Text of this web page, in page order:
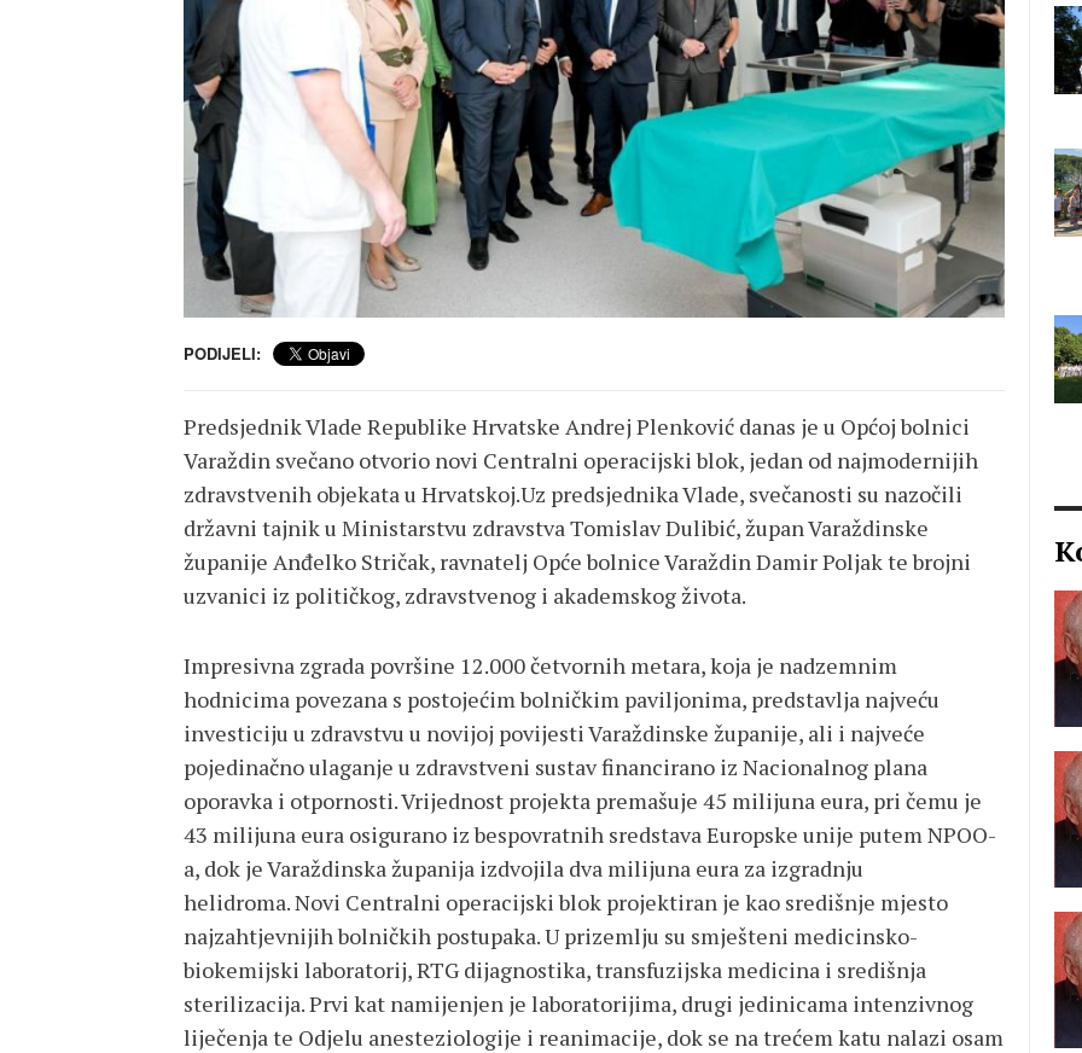
PODIJELI:
Predsjednik Vlade Republike Hrvatske Andrej Plenković danas je u Općoj bolnici
Varaždin svečano otvorio novi Centralni operacijski blok, jedan od najmodernijih
zdravstvenih objekata u Hrvatskoj.Uz predsjednika Vlade, svečanosti su nazočili
državni tajnik u Ministarstvu zdravstva Tomislav Dulibić, župan Varaždinske
županije Anđelko Stričak, ravnatelj Opće bolnice Varaždin Damir Poljak te brojni
uzvanici iz političkog, zdravstvenog i akademskog života.
Impresivna zgrada površine 12.000 četvornih metara, koja je nadzemnim
hodnicima povezana s postojećim bolničkim paviljonima, predstavlja najveću
investiciju u zdravstvu u novijoj povijesti Varaždinske županije, ali i najveće
pojedinačno ulaganje u zdravstveni sustav financirano iz Nacionalnog plana
oporavka i otpornosti. Vrijednost projekta premašuje 45 milijuna eura, pri čemu je
43 milijuna eura osigurano iz bespovratnih sredstava Europske unije putem NPOO-
a, dok je Varaždinska županija izdvojila dva milijuna eura za izgradnju
helidroma. Novi Centralni operacijski blok projektiran je kao središnje mjesto
najzahtjevnijih bolničkih postupaka. U prizemlju su smješteni medicinsko-
biokemijski laboratorij, RTG dijagnostika, transfuzijska medicina i središnja
sterilizacija. Prvi kat namijenjen je laboratorijima, drugi jedinicama intenzivnog
liječenja te Odjelu anesteziologije i reanimacije, dok se na trećem katu nalazi osam